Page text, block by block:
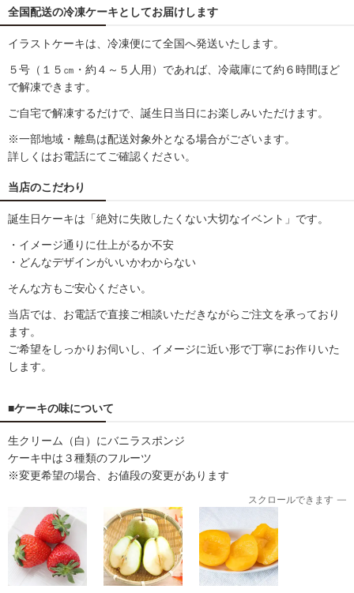
全国配送の冷凍ケーキとしてお届けします
イラストケーキは、冷凍便にて全国へ発送いたします。
５号（１５㎝・約４～５人用）であれば、冷蔵庫にて約６時間ほど
で解凍できます。
ご自宅で解凍するだけで、誕生日当日にお楽しみいただけます。
※一部地域・離島は配送対象外となる場合がございます。
詳しくはお電話にてご確認ください。
当店のこだわり
誕生日ケーキは「絶対に失敗したくない大切なイベント」です。
・イメージ通りに仕上がるか不安
・どんなデザインがいいかわからない
そんな方もご安心ください。
当店では、お電話で直接ご相談いただきながらご注文を承っており
ます。
ご希望をしっかりお伺いし、イメージに近い形で丁寧にお作りいた
します。
■ケーキの味について
生クリーム（白）にバニラスポンジ
ケーキ中は３種類のフルーツ
※変更希望の場合、お値段の変更があります
スクロールできます